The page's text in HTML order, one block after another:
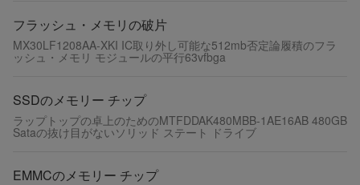
フラッシュ・メモリの破片
MX30LF1208AA-XKI IC取り外し可能な512mb否定論履積のフラ
ッシュ・メモリ モジュールの平行63vfbga
SSDのメモリー チップ
ラップトップの卓上のためのMTFDDAK480MBB-1AE16AB 480GB
Sataの抜け目がないソリッド ステート ドライブ
EMMCのメモリー チップ